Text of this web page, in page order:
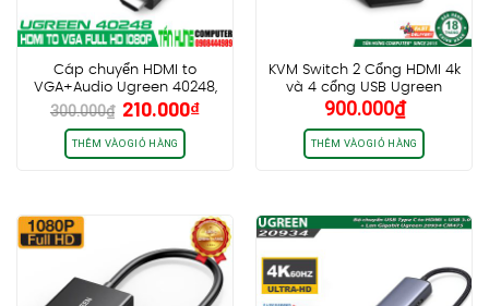
Cáp chuyển HDMI to
VGA+Audio Ugreen 40248,
hỗ trợ Full HD, vỏ nhựa
300.000₫ Giá
gốc
là:
300.000₫.
210.000₫Giá
THÊM VÀO GIỎ HÀNG
KVM Switch 2 Cổng HDMI 4k
và 4 cổng USB Ugreen
50744 Hỗ trợ 4K@30Hz
900.000₫
THÊM VÀO GIỎ HÀNG